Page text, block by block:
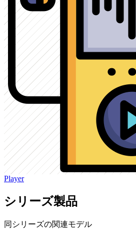
Player
シリーズ製品
同シリーズの関連モデル